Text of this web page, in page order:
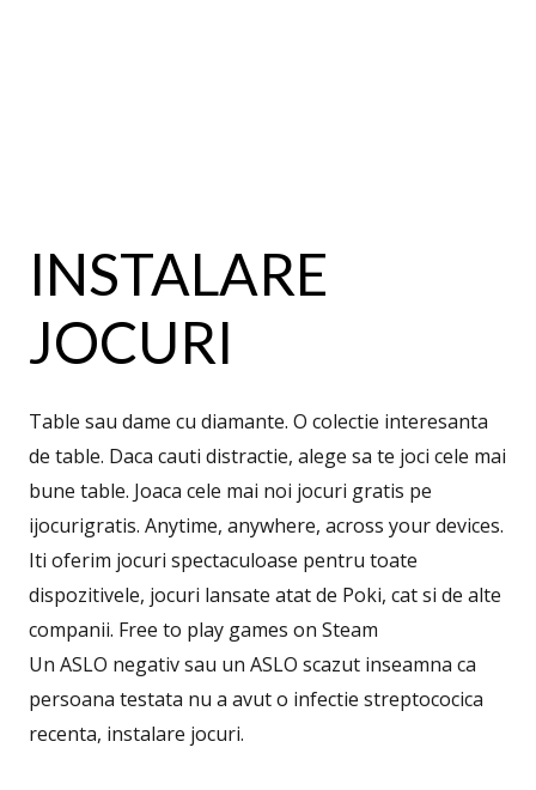
INSTALARE
JOCURI
Table sau dame cu diamante. O colectie interesanta
de table. Daca cauti distractie, alege sa te joci cele mai
bune table. Joaca cele mai noi jocuri gratis pe
ijocurigratis. Anytime, anywhere, across your devices.
Iti oferim jocuri spectaculoase pentru toate
dispozitivele, jocuri lansate atat de Poki, cat si de alte
companii. Free to play games on Steam
Un ASLO negativ sau un ASLO scazut inseamna ca
persoana testata nu a avut o infectie streptococica
recenta, instalare jocuri.